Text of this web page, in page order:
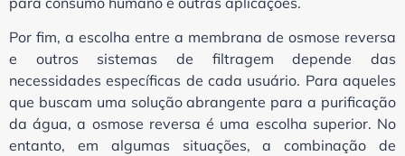
Por fim, a escolha entre a membrana de osmose reversa
e outros sistemas de filtragem depende das
necessidades específicas de cada usuário. Para aqueles
que buscam uma solução abrangente para a purificação
da água, a osmose reversa é uma escolha superior. No
entanto, em algumas situações, a combinação de